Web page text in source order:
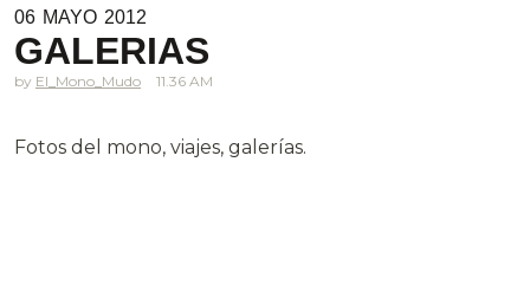
06 MAYO 2012
GALERIAS
El_Mono_Mudo 11.36 AM
Fotos del mono, viajes, galerías.